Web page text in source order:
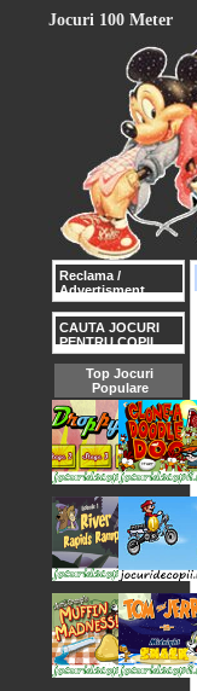
Jocuri 100 Meter
Reclama /
Advertisment
CAUTA JOCURI
PENTRU COPII
Top Jocuri
Populare